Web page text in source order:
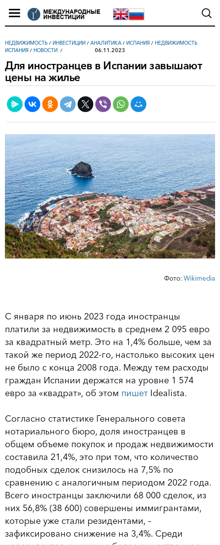
НЕДВИЖИМОСТЬ / ИНВЕСТИЦИИ / АНАЛИТИКА / ИСПАНИЯ / НЕДВИЖИМОСТЬ
ИСПАНИЯ / НОВОСТИ 06.11.2023
Для иностранцев в Испании завышают
цены на жилье
Фото: Wikimedia
С января по июнь 2023 года иностранцы
платили за недвижимость в среднем 2 095 евро
за квадратный метр. Это на 1,4% больше, чем за
такой же период 2022-го, настолько высоких цен
не было с конца 2008 года. Между тем расходы
граждан Испании держатся на уровне 1 574
евро за «квадрат», об этом пишет Idealista.
Согласно статистике Генерального совета
нотариального бюро, доля иностранцев в
общем объеме покупок и продаж недвижимости
составила 21,4%, это при том, что количество
подобных сделок снизилось на 7,5% по
сравнению с аналогичным периодом 2022 года.
Всего иностранцы заключили 68 000 сделок, из
них 56,8% (38 600) совершены иммигрантами,
которые уже стали резидентами, –
зафиксировано снижение на 3,4%. Среди